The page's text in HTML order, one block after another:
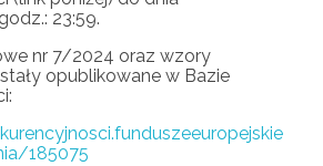
23:59.
nr 7/2024 oraz wzory
opublikowane w Bazie
185075